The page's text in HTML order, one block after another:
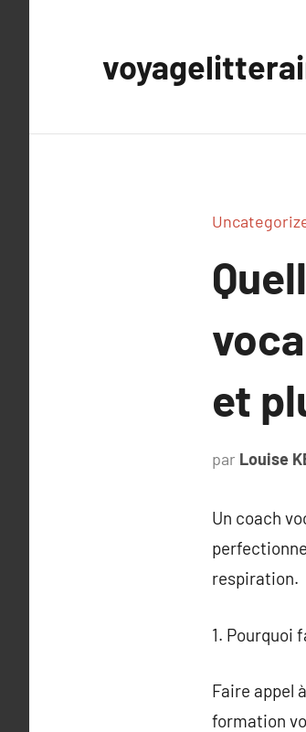
et
par Louise
Un coach
respiration.
1. Pourquoi
Faire appel
formation